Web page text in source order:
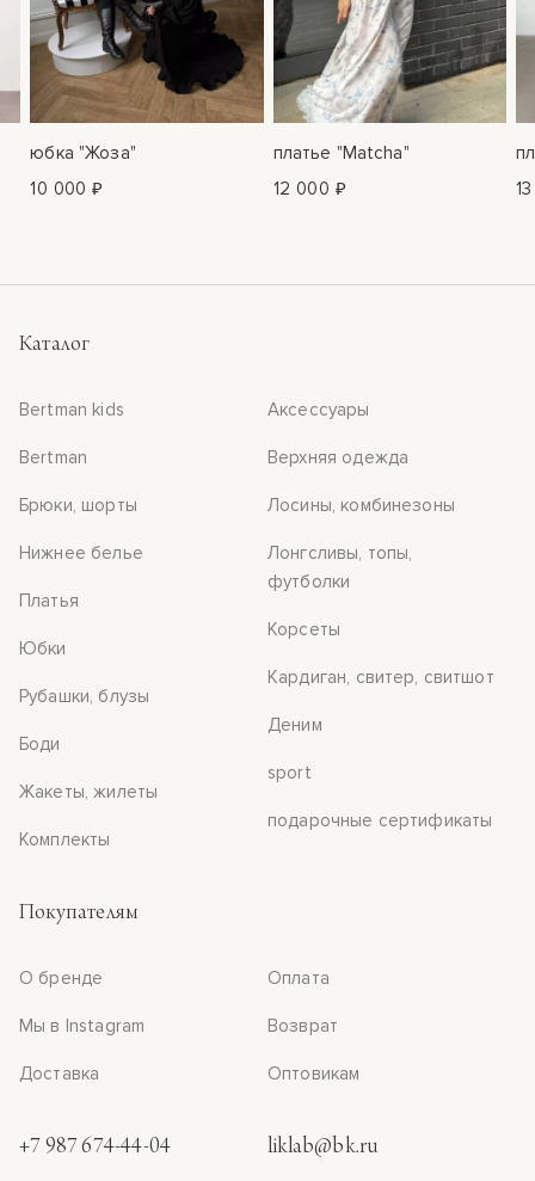
юбка "Жоза"
10 000 ₽
платье "Matcha"
12 000 ₽
Каталог
Bertman kids
Bertman
Брюки, шорты
Нижнее белье
Платья
Юбки
Рубашки, блузы
Боди
Жакеты, жилеты
Комплекты
Аксессуары
Верхняя одежда
Лосины, комбинезоны
Лонгсливы, топы,
футболки
Корсеты
Кардиган, свитер, свитшот
Деним
sport
подарочные сертификаты
Покупателям
О бренде
Мы в Instagram
Доставка
Оплата
Возврат
Оптовикам
+7 987 674-44-04 liklab@bk.ru